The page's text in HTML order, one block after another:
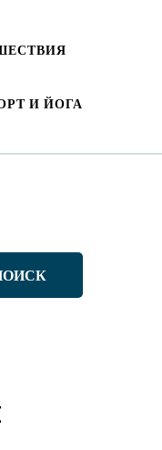
И ЙОГА